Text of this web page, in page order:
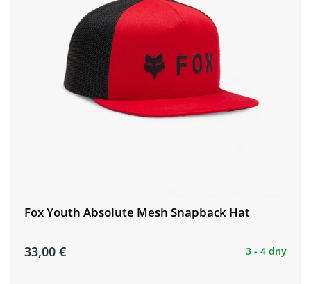
Fox Youth Absolute Mesh Snapback Hat
33,00 € 3 - 4 dny